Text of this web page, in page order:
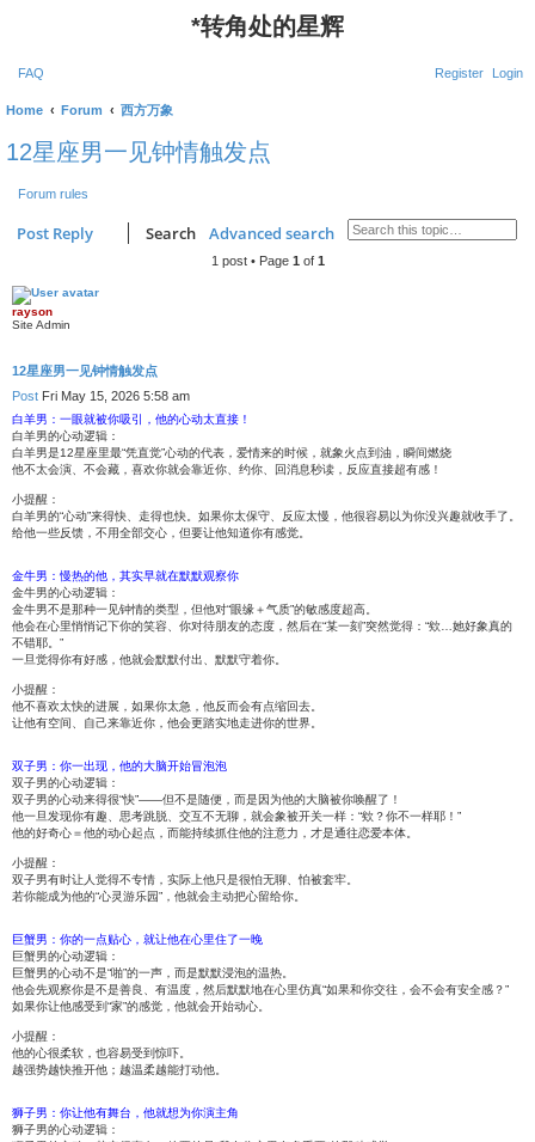
*转角处的星辉
FAQ Login
Register
Home Forum 西方万象
12星座男一见钟情触发点
Forum rules
Post Reply Search Advanced search
1 post • Page 1 of 1
rayson
Site Admin
12星座男一见钟情触发点
Post Fri May 15, 2026 5:58 am
白羊男：一眼就被你吸引，他的心动太直接！
白羊男的心动逻辑：
白羊男是12星座里最“凭直觉”心动的代表，爱情来的时候，就象火点到油，瞬间燃烧
他不太会演、不会藏，喜欢你就会靠近你、约你、回消息秒读，反应直接超有感！
小提醒：
白羊男的“心动”来得快、走得也快。如果你太保守、反应太慢，他很容易以为你没兴趣就收手了。
给他一些反馈，不用全部交心，但要让他知道你有感觉。
金牛男：慢热的他，其实早就在默默观察你
金牛男的心动逻辑：
金牛男不是那种一见钟情的类型，但他对“眼缘＋气质”的敏感度超高。
他会在心里悄悄记下你的笑容、你对待朋友的态度，然后在“某一刻”突然觉得：“欸…她好象真的
不错耶。”
一旦觉得你有好感，他就会默默付出、默默守着你。
小提醒：
他不喜欢太快的进展，如果你太急，他反而会有点缩回去。
让他有空间、自己来靠近你，他会更踏实地走进你的世界。
双子男：你一出现，他的大脑开始冒泡泡
双子男的心动逻辑：
双子男的心动来得很“快”——但不是随便，而是因为他的大脑被你唤醒了！
他一旦发现你有趣、思考跳脱、交互不无聊，就会象被开关一样：“欸？你不一样耶！”
他的好奇心＝他的动心起点，而能持续抓住他的注意力，才是通往恋爱本体。
小提醒：
双子男有时让人觉得不专情，实际上他只是很怕无聊、怕被套牢。
若你能成为他的“心灵游乐园”，他就会主动把心留给你。
巨蟹男：你的一点贴心，就让他在心里住了一晚
巨蟹男的心动逻辑：
巨蟹男的心动不是“啪”的一声，而是默默浸泡的温热。
他会先观察你是不是善良、有温度，然后默默地在心里仿真“如果和你交往，会不会有安全感？”
如果你让他感受到“家”的感觉，他就会开始动心。
小提醒：
他的心很柔软，也容易受到惊吓。
越强势越快推开他；越温柔越能打动他。
狮子男：你让他有舞台，他就想为你演主角
狮子男的心动逻辑：